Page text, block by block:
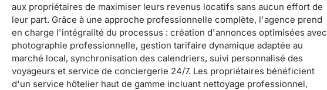
aux propriétaires de maximiser leurs revenus locatifs sans aucun effort de
leur part. Grâce à une approche professionnelle complète, l'agence prend
en charge l'intégralité du processus : création d'annonces optimisées avec
photographie professionnelle, gestion tarifaire dynamique adaptée au
marché local, synchronisation des calendriers, suivi personnalisé des
voyageurs et service de conciergerie 24/7. Les propriétaires bénéficient
d'un service hôtelier haut de gamme incluant nettoyage professionnel,